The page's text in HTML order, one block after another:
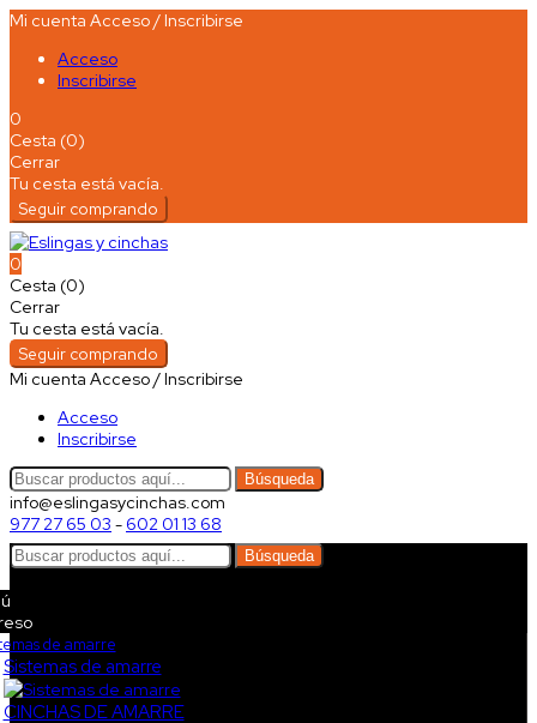
Mi cuenta Acceso / Inscribirse
Acceso
Inscribirse
0
Cesta (0)
Cerrar
Tu cesta está vacía.
Seguir comprando
0
Cesta (0)
Cerrar
Tu cesta está vacía.
Seguir comprando
Mi cuenta Acceso / Inscribirse
Acceso
Inscribirse
Búsqueda
info@eslingasycinchas.com
977 27 65 03 - 602 01 13 68
Búsqueda
de amarre
Sistemas de amarre
CINCHAS DE AMARRE